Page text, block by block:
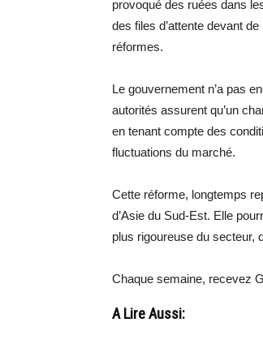
provoqué des ruées dans
des files d’attente devant
réformes.
Le gouvernement n’a pas
autorités assurent qu’un
en tenant compte des
fluctuations du marché.
Cette réforme, longtemps
d’Asie du Sud-Est. Elle
plus rigoureuse du secteur,
Chaque semaine, recevez
A Lire Aussi: